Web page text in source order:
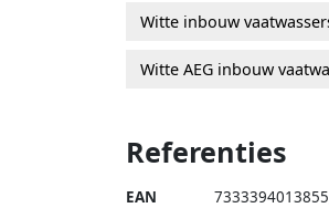
Witte inbouw
Witte AEG inbouw
Referenties
EAN 7333394013855